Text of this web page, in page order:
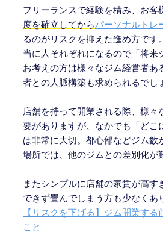
フリーランスで経験を積み、 お客
度を確立してからパーソナルトレ
るのがリスクを抑えた進め方です。
当に人それぞれになるので「将来
お考えの方は様々なジム経営者あ
者との人脈構築も求められるでし
店舗を持って開業される際、様々
要がありますが、なかでも「どこ
は非常に大切。都心部などジム数
場所では、他のジムとの差別化が
またシンプルに店舗の家賃が高す
できず畳んでしまう方も少なくあ
【リスクを下げる】ジム開業す
こと